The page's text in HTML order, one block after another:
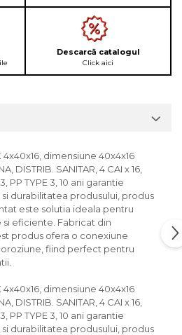
Descarcă catalogul
Click aici
4x40x16, dimensiune 40x4x16
DISTRIB. SANITAR, 4 CAI x 16,
PP TYPE 3, 10 ani garantie
durabilitatea produsului, produs
este solutia ideala pentru
si eficiente. Fabricat din
produs ofera o conexiune
fiind perfect pentru
4x40x16, dimensiune 40x4x16
DISTRIB. SANITAR, 4 CAI x 16,
PP TYPE 3, 10 ani garantie
durabilitatea produsului, produs